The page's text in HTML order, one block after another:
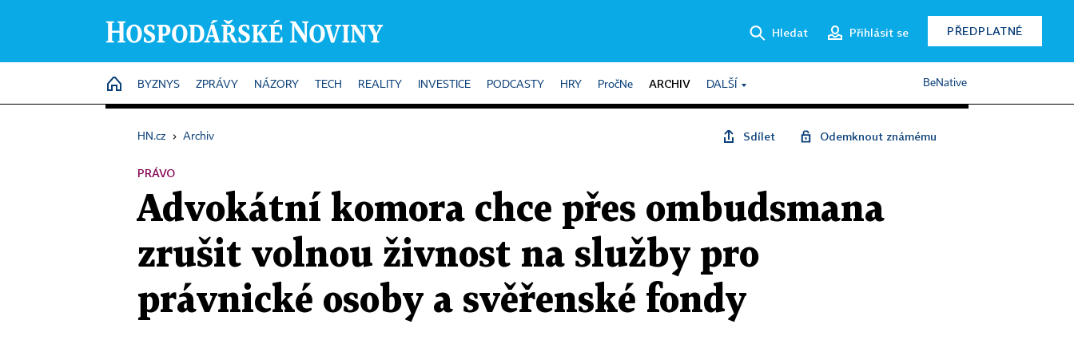
Hledat Přihlásit se PŘEDPLATNÉ
HOME
BYZNYS ZPRÁVY NÁZORY TECH REALITY INVESTICE PODCASTY HRY PročNe ARCHIV DALŠÍ BeNative
HN.cz › Archiv Sdílet Odemknout známému
PRÁVO
Advokátní komora chce přes ombudsmana
zrušit volnou živnost na služby pro
právnické osoby a svěřenské fondy